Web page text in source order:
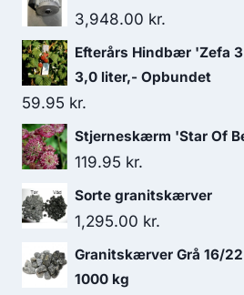
3,948.00 kr.
Efterårs Hindbær 'Zefa
3,0 liter,- Opbundet
59.95 kr.
Stjerneskærm 'Star Of
119.95 kr.
Sorte granitskærver
1,295.00 kr.
Granitskærver Grå 16/
1000 kg